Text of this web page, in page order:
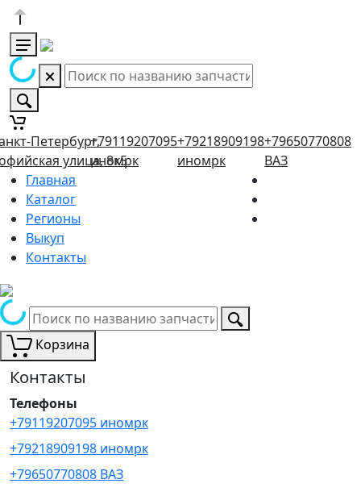
Петербург,
улица, 8к5
+79119207095
иномрк
+79218909198
иномрк
+79650770808
ВАЗ
Главная
Каталог
Регионы
Выкуп
Контакты
Корзина
Контакты
Телефоны
+79119207095 иномрк
+79218909198 иномрк
+79650770808 ВАЗ